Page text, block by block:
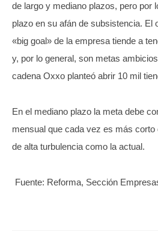
de largo y mediano plazos, pero por
plazo en su afán de subsistencia. El
«big goal» de la empresa tiende a
y, por lo general, son metas
cadena Oxxo planteó abrir 10 mil
En el mediano plazo la meta debe
mensual que cada vez es más corto
de alta turbulencia como la actual.
Fuente: Reforma, Sección